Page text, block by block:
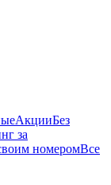
АкцииБез
за
номеромВсе